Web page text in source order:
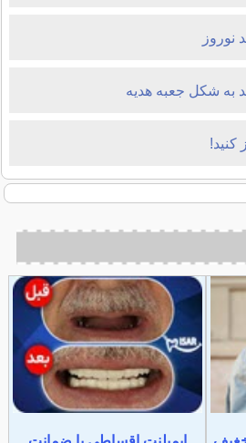
به شکل جعبه هدیه
کنید!